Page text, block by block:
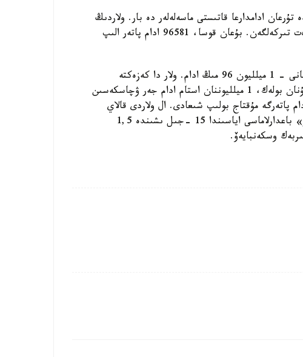
ادامدارعا قاتىستى ماسەلەلەر دە بار. ولاردىڭ
كەيبىرىندە، ناقتى ايتقاندا 35094 ادامنىڭ ج س ن 2-3 رەت تىركەلگەن. بۇعان قوسا، 96581 ادام پاتەر الىپ
«ال تۇرعىن ءۇي قۇرىلىس جيناق بانكى» سالىمشىلارىنىڭ سانى - 1 ميلليون 96 مىڭ ادام. ولار دا كەزەكتە
تۇرعان سوڭ پاتەرگە مۇقتاجدار قاتارىنا جاتقىزىپ وتىرمىز. مۇنان بولەك، 1 ميلليوننان استام ادام جەر ۋچاسكەسىن
دا ەسەپكە الدىق. سوندا 2,5 ميلليون ادام پاتەرگە مۇقتاج بولىپ شىعادى. ال ولاردى قالاي
باسپانامەن قامتاماسىز ەتەمىز دەگەنگە كەلسەك، «نۇرلى جەر» باعدارلاماسى اياسىندا 15 -جىل ىشىندە 1,5
وسكەنبايەۆ.